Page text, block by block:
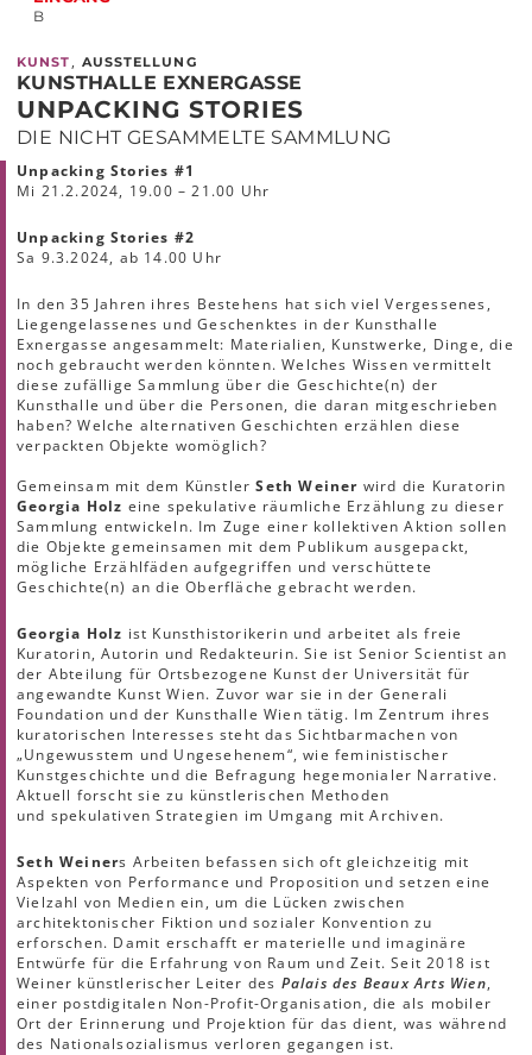
B
KUNST , AUSSTELLUNG
KUNSTHALLE EXNERGASSE
UNPACKING STORIES
DIE NICHT GESAMMELTE SAMMLUNG
Unpacking Stories #1
Mi 21.2.2024, 19.00 ­– 21.00 Uhr
Unpacking Stories #2
Sa 9.3.2024, ab 14.00 Uhr
In den 35 Jahren ihres Bestehens hat sich viel Vergessenes,
Liegengelassenes und Geschenktes in der Kunsthalle
Exnergasse angesammelt: Materialien, Kunstwerke, Dinge, die
noch gebraucht werden könnten. Welches Wissen vermittelt
diese zufällige Sammlung über die Geschichte(n) der
Kunsthalle und über die Personen, die daran mitgeschrieben
haben? Welche alternativen Geschichten erzählen diese
verpackten Objekte womöglich?
Gemeinsam mit dem KünstlerSeth Weiner wird die Kuratorin
Georgia Holz eine spekulative räumliche Erzählung zu dieser
Sammlung entwickeln. Im Zuge einer kollektiven Aktion sollen
die Objekte gemeinsamen mit dem Publikum ausgepackt,
mögliche Erzählfäden aufgegriffen und verschüttete
Geschichte(n) an die Oberfläche gebracht werden.
Georgia Holz ist Kunsthistorikerin und arbeitet als freie
Kuratorin, Autorin und Redakteurin. Sie ist Senior Scientist an
der Abteilung für Ortsbezogene Kunst der Universität für
angewandte Kunst Wien. Zuvor war sie in der Generali
Foundation und der Kunsthalle Wien tätig. Im Zentrum ihres
kuratorischen Interesses steht das Sichtbarmachen von
„Ungewusstem und Ungesehenem“, wie feministischer
Kunstgeschichte und die Befragung hegemonialer Narrative.
Aktuell forscht sie zu künstlerischen Methoden
und spekulativen Strategien im Umgang mit Archiven.
Seth Weiners Arbeiten befassen sich oft gleichzeitig mit
Aspekten von Performance und Proposition und setzen eine
Vielzahl von Medien ein, um die Lücken zwischen
architektonischer Fiktion und sozialer Konvention zu
erforschen. Damit erschafft er materielle und imaginäre
Entwürfe für die Erfahrung von Raum und Zeit. Seit 2018 ist
Weiner künstlerischer Leiter des Palais des Beaux Arts Wien,
einer postdigitalen Non-Profit-Organisation, die als mobiler
Ort der Erinnerung und Projektion für das dient, was während
des Nationalsozialismus verloren gegangen ist.